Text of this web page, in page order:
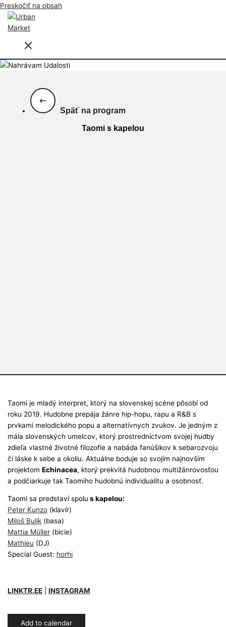
Preskočiť na obsah
Späť na program
Taomi s kapelou
Taomi je mladý interpret, ktorý na slovenskej scéne pôsobí od
roku 2019. Hudobne prepája žánre hip-hopu, rapu a R&B s
prvkami melodického popu a alternatívnych zvukov. Je jedným z
mála slovenských umelcov, ktorý prostredníctvom svojej hudby
zdieľa vlastné životné filozofie a nabáda fanúšikov k sebarozvoju
či láske k sebe a okoliu. Aktuálne boduje so svojím najnovším
projektom Echinacea, ktorý prekvitá hudobnou multižánrovosťou
a podčiarkuje tak Taomiho hudobnú individualitu a osobnosť.
Taomi sa predstaví spolu s kapelou:
Peter Kunzo (klavír)
Miloš Bulík (basa)
Mattia Müller (bicie)
Mathieu (DJ)
Special Guest: horhi
LINKTR.EE INSTAGRAM